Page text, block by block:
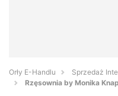
Orły E-Handlu
Sprzedaż
Rzęsownia by Monika